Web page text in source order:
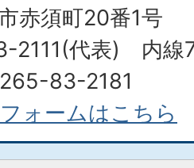
赤須町20番1号
2111(代表) 内線
83-2181
ォームはこちら